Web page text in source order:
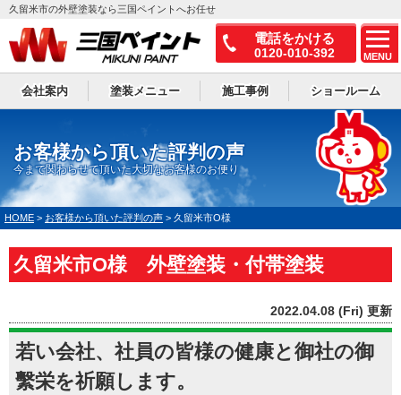
電話をかける
0120-010-392 MENU
久留米市の外壁塗装なら三国ペイントへお任せ
会社案内 塗装メニュー 施工事例 ショールーム
お客様から頂いた評判の声
今まで関わらせて頂いた大切なお客様のお便り
HOME > お客様から頂いた評判の声 > 久留米市O様
久留米市O様 外壁塗装・付帯塗装
2022.04.08 (Fri) 更新
若い会社、社員の皆様の健康と御社の御
繫栄を祈願します。